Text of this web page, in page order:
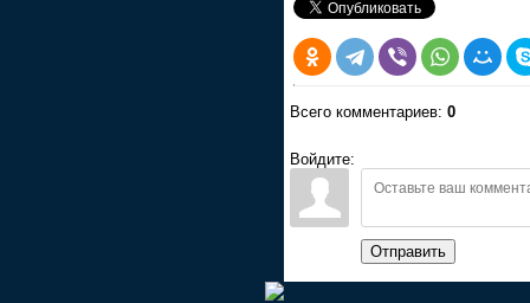
Всего комментариев: 0
Войдите:
Отправить